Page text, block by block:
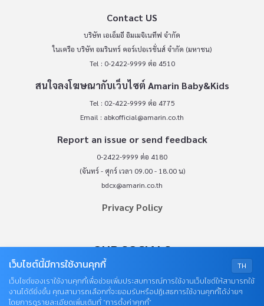
Contact US
บริษัท เอเอ็มอี อิมเมจิเนทีฟ จำกัด
ในเครือ บริษัท อมรินทร์ คอร์เปอเรชั่นส์ จำกัด (มหาชน)
Tel : 0-2422-9999 ต่อ 4510
สนใจลงโฆษณากับเว็บไซต์ Amarin Baby&Kids
Tel : 02-422-9999 ต่อ 4775
Email : abkofficial@amarin.co.th
Report an issue or send feedback
0-2422-9999 ต่อ 4180
(จันทร์ - ศุกร์ เวลา 09.00 - 18.00 น)
bdcx@amarin.co.th
Privacy Policy
OUR SOCIALS
TH
เว็บไซต์นี้มีการใช้งานคุกกี้
เว็บไซต์ของเราใช้งานคุกกี้เพื่อช่วยเพิ่มประสบการณ์การใช้งานเว็บไซต์ให้สามารถใช้
งานได้ดียิ่งขึ้น คุณสามารถเลือกที่จะยอมรับหรือปฏิเสธการใช้งานคุกกี้ได้ง่ายๆ
โดยการดูรายละเอียดเพิ่มเติมที่ “การตั้งค่าคุกกี้”